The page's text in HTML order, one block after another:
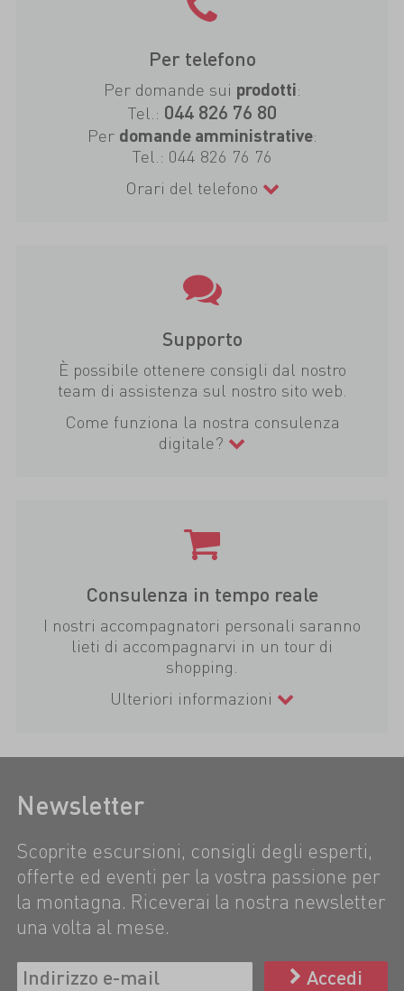
Per telefono
Per domande sui prodotti:
Tel.: 044 826 76 80
Per domande amministrative:
Tel.: 044 826 76 76
Orari del telefono
Supporto
È possibile ottenere consigli dal nostro
team di assistenza sul nostro sito web.
Come funziona la nostra consulenza
digitale?
Consulenza in tempo reale
I nostri accompagnatori personali saranno
lieti di accompagnarvi in un tour di
shopping.
Ulteriori informazioni
Newsletter
Scoprite escursioni, consigli degli esperti,
offerte ed eventi per la vostra passione per
la montagna. Riceverai la nostra newsletter
una volta al mese.
Accedi